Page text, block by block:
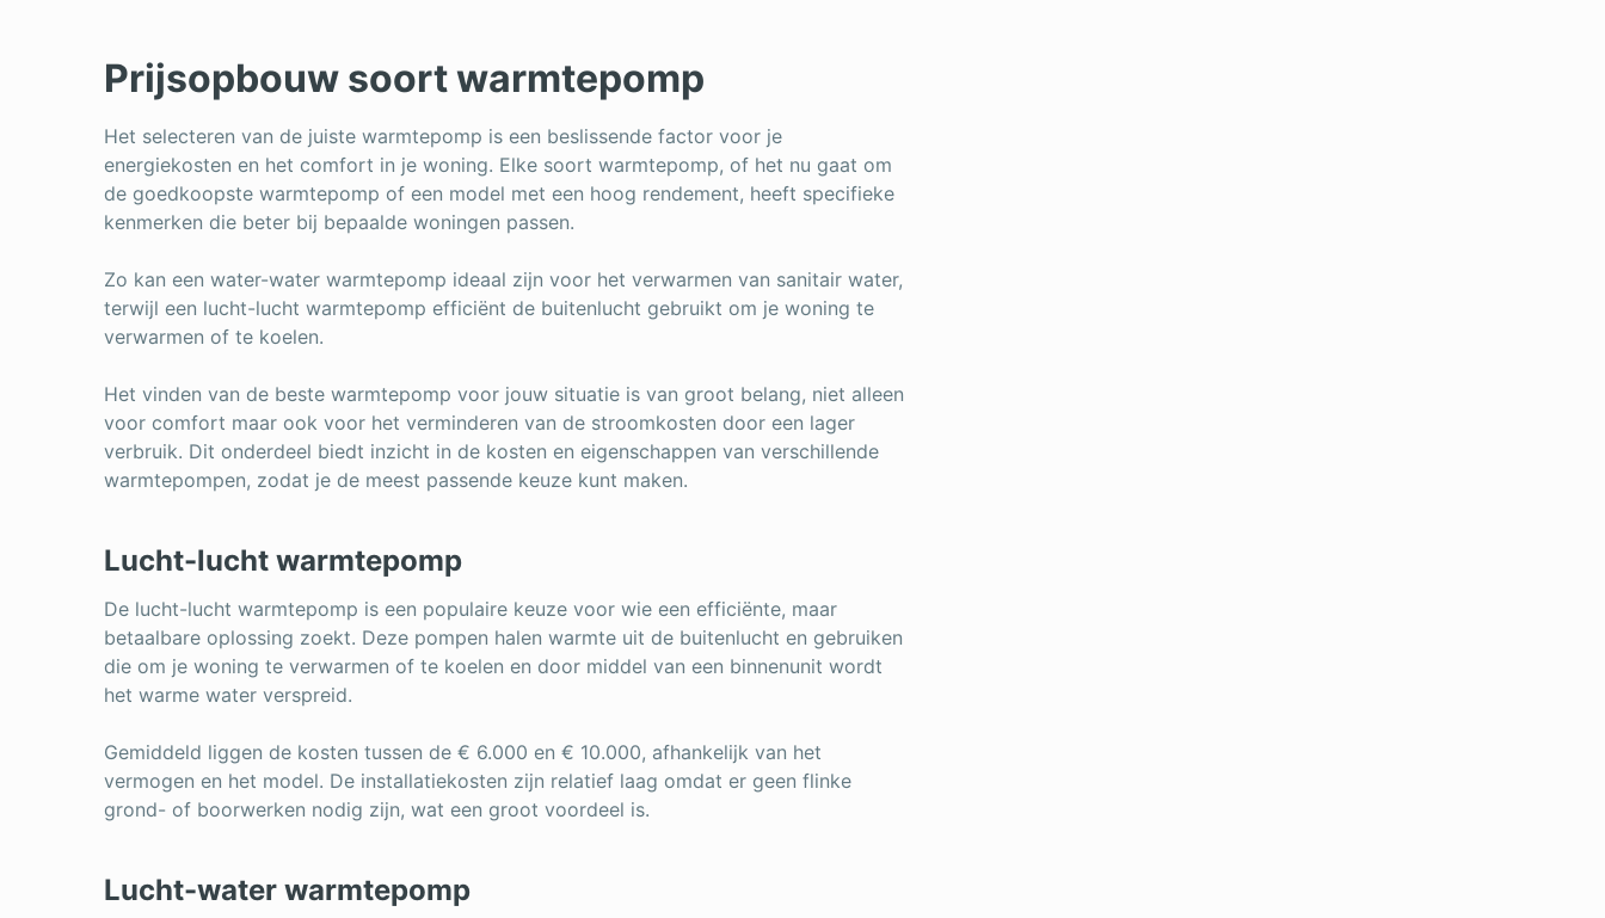
Prijsopbouw soort warmtepomp
Het selecteren van de juiste warmtepomp is een beslissende factor voor je
energiekosten en het comfort in je woning. Elke soort warmtepomp, of het nu gaat om
de goedkoopste warmtepomp of een model met een hoog rendement, heeft specifieke
kenmerken die beter bij bepaalde woningen passen.
Zo kan een water-water warmtepomp ideaal zijn voor het verwarmen van sanitair water,
terwijl een lucht-lucht warmtepomp efficiënt de buitenlucht gebruikt om je woning te
verwarmen of te koelen.
Het vinden van de beste warmtepomp voor jouw situatie is van groot belang, niet alleen
voor comfort maar ook voor het verminderen van de stroomkosten door een lager
verbruik. Dit onderdeel biedt inzicht in de kosten en eigenschappen van verschillende
warmtepompen, zodat je de meest passende keuze kunt maken.
Lucht-lucht warmtepomp
De lucht-lucht warmtepomp is een populaire keuze voor wie een efficiënte, maar
betaalbare oplossing zoekt. Deze pompen halen warmte uit de buitenlucht en gebruiken
die om je woning te verwarmen of te koelen en door middel van een binnenunit wordt
het warme water verspreid.
Gemiddeld liggen de kosten tussen de € 6.000 en € 10.000, afhankelijk van het
vermogen en het model. De installatiekosten zijn relatief laag omdat er geen flinke
grond- of boorwerken nodig zijn, wat een groot voordeel is.
Lucht-water warmtepomp